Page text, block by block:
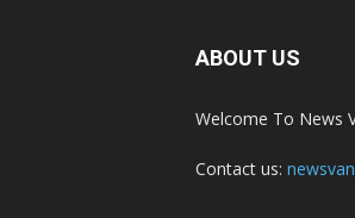
ABOUT US
Welcome To News
Contact us: